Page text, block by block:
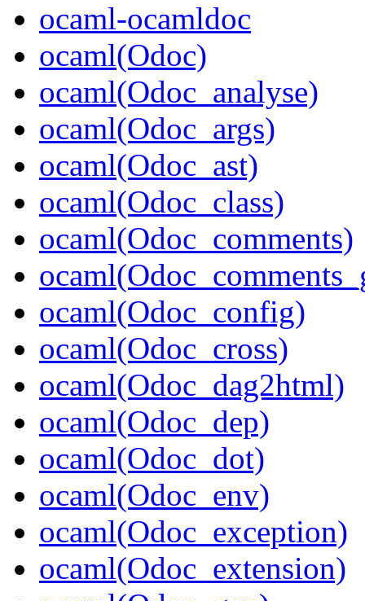
ocaml-ocamldoc
ocaml(Odoc)
ocaml(Odoc_analyse)
ocaml(Odoc_args)
ocaml(Odoc_ast)
ocaml(Odoc_class)
ocaml(Odoc_comments)
ocaml(Odoc_config)
ocaml(Odoc_cross)
ocaml(Odoc_dag2html)
ocaml(Odoc_dep)
ocaml(Odoc_dot)
ocaml(Odoc_env)
ocaml(Odoc_exception)
ocaml(Odoc_extension)